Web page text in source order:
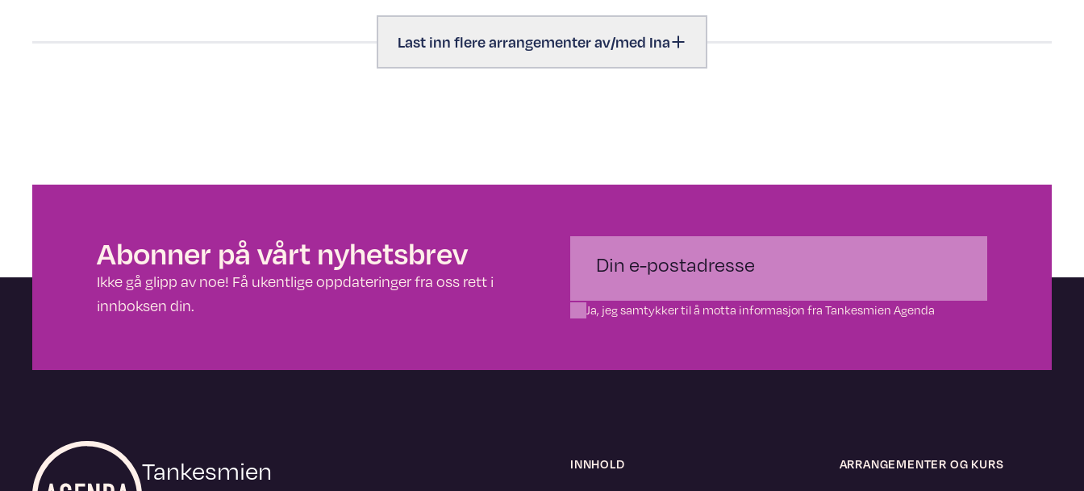
Last inn flere arrangementer av/med Ina
Abonner på vårt nyhetsbrev
Ikke gå glipp av noe! Få ukentlige oppdateringer fra oss rett i
innboksen din.
Ja, jeg samtykker til å motta informasjon fra Tankesmien Agenda
Tankesmien
INNHOLD ARRANGEMENTER OG KURS